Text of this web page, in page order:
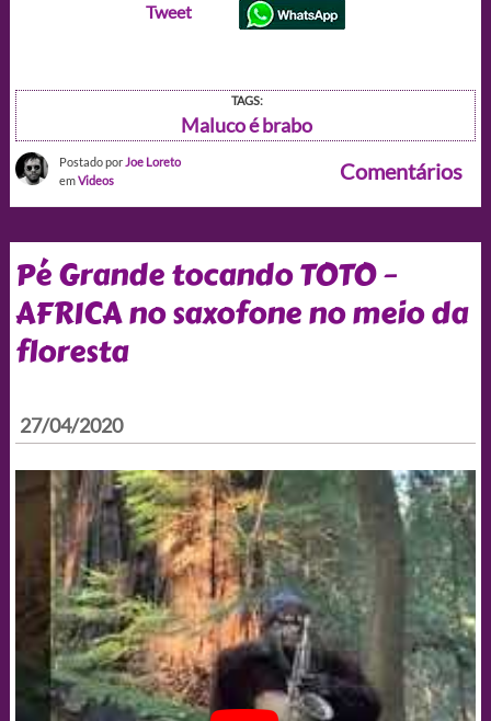
Tweet
TAGS:
Maluco é brabo
Postado por Joe Loreto
emVideos Comentários
Pé Grande tocando TOTO –
AFRICA no saxofone no meio da
floresta
27/04/2020